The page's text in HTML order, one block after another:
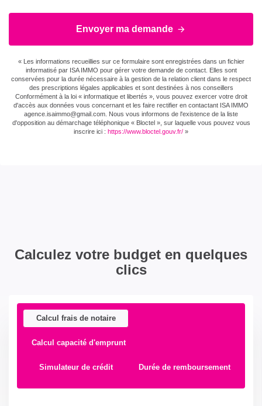
Envoyer ma demande
« Les informations recueillies sur ce formulaire sont enregistrées dans un fichier
informatisé par ISA IMMO pour gérer votre demande de contact. Elles sont
conservées pour la durée nécessaire à la gestion de la relation client dans le respect
des prescriptions légales applicables et sont destinées à nos conseillers
Conformément à la loi « informatique et libertés », vous pouvez exercer votre droit
d'accès aux données vous concernant et les faire rectifier en contactant ISA IMMO
agence.isaimmo@gmail.com . Nous vous informons de l'existence de la liste
d'opposition au démarchage téléphonique « Bloctel », sur laquelle vous pouvez vous
inscrire ici : https://www.bloctel.gouv.fr/ »
Calculez votre budget en quelques
clics
Calcul frais de notaire
Calcul capacité d'emprunt
Simulateur de crédit Durée de remboursement